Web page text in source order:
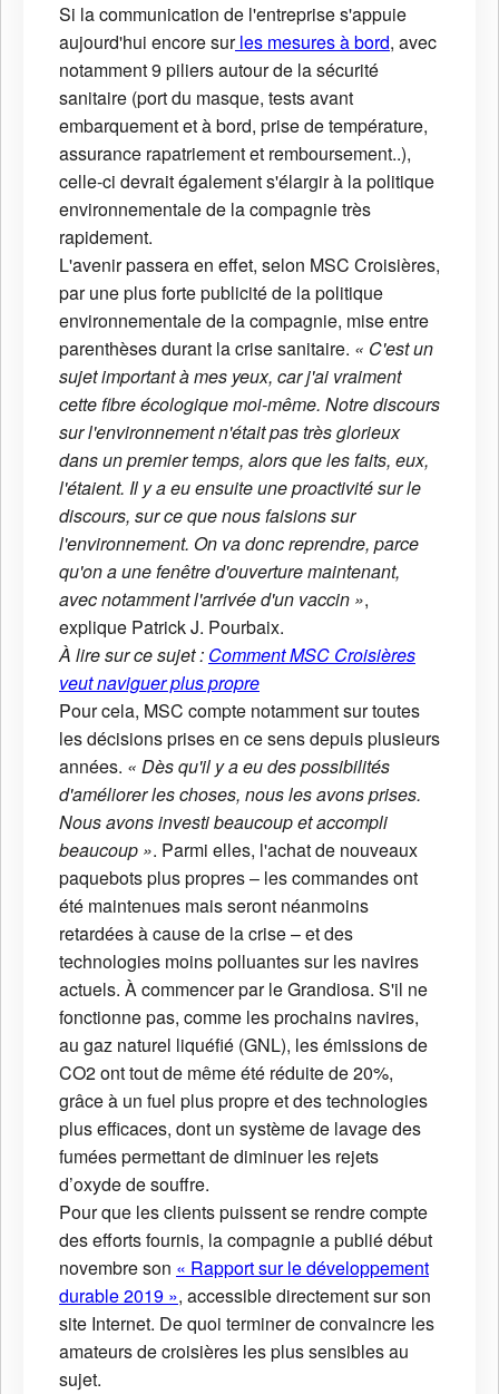
Si la communication de l'entreprise s'appuie
aujourd'hui encore surles mesures à bord, avec
notamment 9 piliers autour de la sécurité
sanitaire (port du masque, tests avant
embarquement et à bord, prise de température,
assurance rapatriement et remboursement..),
celle-ci devrait également s'élargir à la politique
environnementale de la compagnie très
rapidement.
L'avenir passera en effet, selon MSC Croisières,
par une plus forte publicité de la politique
environnementale de la compagnie, mise entre
parenthèses durant la crise sanitaire. « C'est un
sujet important à mes yeux, car j'ai vraiment
cette fibre écologique moi-même. Notre discours
sur l'environnement n'était pas très glorieux
dans un premier temps, alors que les faits, eux,
l'étaient. Il y a eu ensuite une proactivité sur le
discours, sur ce que nous faisions sur
l'environnement. On va donc reprendre, parce
qu'on a une fenêtre d'ouverture maintenant,
avec notamment l'arrivée d'un vaccin »,
explique Patrick J. Pourbaix.
À lire sur ce sujet : Comment MSC Croisières
veut naviguer plus propre
Pour cela, MSC compte notamment sur toutes
les décisions prises en ce sens depuis plusieurs
années. « Dès qu'il y a eu des possibilités
d'améliorer les choses, nous les avons prises.
Nous avons investi beaucoup et accompli
beaucoup ». Parmi elles, l'achat de nouveaux
paquebots plus propres – les commandes ont
été maintenues mais seront néanmoins
retardées à cause de la crise – et des
technologies moins polluantes sur les navires
actuels. À commencer par le Grandiosa. S'il ne
fonctionne pas, comme les prochains navires,
au gaz naturel liquéfié (GNL), les émissions de
CO2 ont tout de même été réduite de 20%,
grâce à un fuel plus propre et des technologies
plus efficaces, dont un système de lavage des
fumées permettant de diminuer les rejets
d’oxyde de souffre.
Pour que les clients puissent se rendre compte
des efforts fournis, la compagnie a publié début
novembre son « Rapport sur le développement
durable 2019 », accessible directement sur son
site Internet. De quoi terminer de convaincre les
amateurs de croisières les plus sensibles au
sujet.